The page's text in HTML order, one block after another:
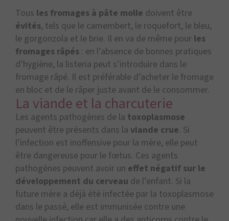
Tous les fromages à pâte molle doivent être
évités, tels que le camembert, le roquefort, le bleu,
le gorgonzola et le brie. Il en va de même pour les
fromages râpés : en l’absence de bonnes pratiques
d’hygiène, la listeria peut s’introduire dans le
fromage râpé. Il est préférable d’acheter le fromage
en bloc et de le râper juste avant de le consommer.
La viande et la charcuterie
Les agents pathogènes de la toxoplasmose
peuvent être présents dans la viande crue. Si
l’infection est inoffensive pour la mère, elle peut
être dangereuse pour le fœtus. Ces agents
pathogènes peuvent avoir un effet négatif sur le
développement du cerveau de l’enfant. Si la
future mère a déjà été infectée par la toxoplasmose
dans le passé, elle est immunisée contre une